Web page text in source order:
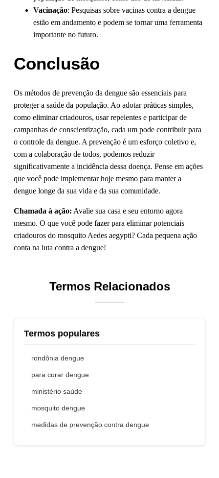
Vacinação: Pesquisas sobre vacinas contra a dengue
estão em andamento e podem se tornar uma ferramenta
importante no futuro.
Conclusão
Os métodos de prevenção da dengue são essenciais para
proteger a saúde da população. Ao adotar práticas simples,
como eliminar criadouros, usar repelentes e participar de
campanhas de conscientização, cada um pode contribuir para
o controle da dengue. A prevenção é um esforço coletivo e,
com a colaboração de todos, podemos reduzir
significativamente a incidência dessa doença. Pense em ações
que você pode implementar hoje mesmo para manter a
dengue longe da sua vida e da sua comunidade.
Chamada à ação: Avalie sua casa e seu entorno agora
mesmo. O que você pode fazer para eliminar potenciais
criadouros do mosquito Aedes aegypti? Cada pequena ação
conta na luta contra a dengue!
Termos Relacionados
Termos populares
rondônia dengue
para curar dengue
ministério saúde
mosquito dengue
medidas de prevenção contra dengue